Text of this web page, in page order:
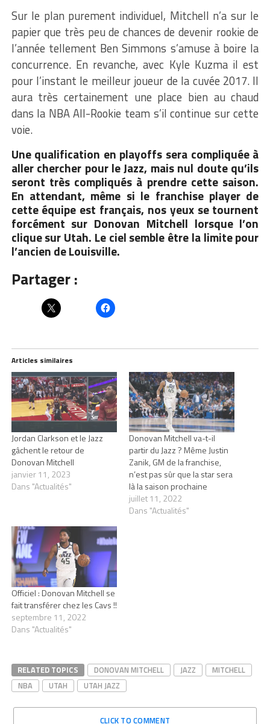
Sur le plan purement individuel, Mitchell n’a sur le
papier que très peu de chances de devenir rookie de
l’année tellement Ben Simmons s’amuse à boire la
concurrence. En revanche, avec Kyle Kuzma il est
pour l’instant le meilleur joueur de la cuvée 2017. Il
aura très certainement une place bien au chaud
dans la NBA All-Rookie team s’il continue sur cette
voie.
Une qualification en playoffs sera compliquée à
aller chercher pour le Jazz, mais nul doute qu’ils
seront très compliqués à prendre cette saison.
En attendant, même si le franchise player de
cette équipe est français, nos yeux se tournent
forcément sur Donovan Mitchell lorsque l’on
clique sur Utah. Le ciel semble être la limite pour
l’ancien de Louisville.
Partager :
Articles similaires
Jordan Clarkson et le Jazz
gâchent le retour de
Donovan Mitchell
janvier 11, 2023
Dans "Actualités"
Donovan Mitchell va-t-il
partir du Jazz ? Même Justin
Zanik, GM de la franchise,
n’est pas sûr que la star sera
là la saison prochaine
juillet 11, 2022
Dans "Actualités"
Officiel : Donovan Mitchell se
fait transférer chez les Cavs !!
septembre 11, 2022
Dans "Actualités"
RELATED TOPICS DONOVAN MITCHELL JAZZ
MITCHELL
NBA
UTAH UTAH JAZZ
CLICK TO COMMENT